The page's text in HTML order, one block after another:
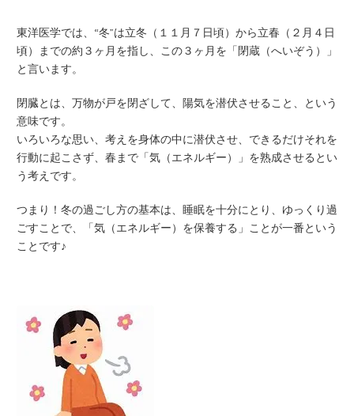
東洋医学では、“冬”は立冬（１１月７日頃）から立春（２月４日
頃）までの約３ヶ月を指し、この３ヶ月を「閉蔵（へいぞう）」
と言います。
閉臓とは、万物が戸を閉ざして、陽気を潜伏させること、という
意味です。
いろいろな思い、考えを身体の中に潜伏させ、できるだけそれを
行動に起こさず、春まで「気（エネルギー）」を熟成させるとい
う考えです。
つまり！冬の過ごし方の基本は、睡眠を十分にとり、ゆっくり過
ごすことで、「気（エネルギー）を保養する」ことが一番という
ことです♪